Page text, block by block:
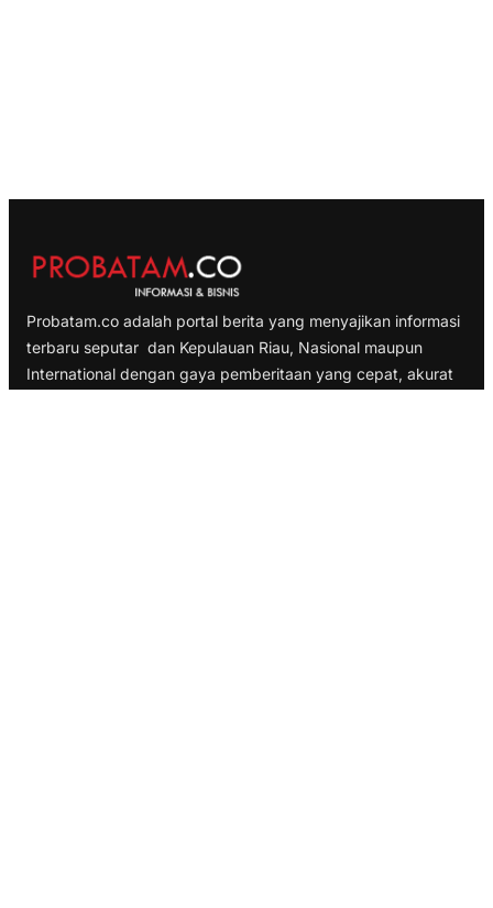
Probatam.co adalah portal berita yang menyajikan informasi
terbaru seputar dan Kepulauan Riau, Nasional maupun
International dengan gaya pemberitaan yang cepat, akurat